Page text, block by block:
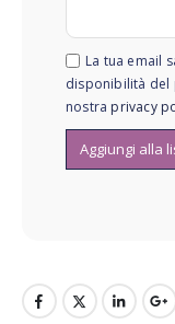
La tua email
disponibilità del
nostra privacy